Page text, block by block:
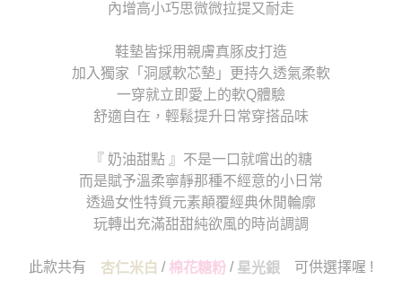
內增高小巧思微微拉提又耐走
鞋墊皆採用親膚真豚皮打造
加入獨家「洞感軟芯墊」更持久透氣柔軟
一穿就立即愛上的軟Q體驗
舒適自在，輕鬆提升日常穿搭品味
『 奶油甜點 』不是一口就嚐出的糖
而是賦予溫柔寧靜那種不經意的小日常
透過女性特質元素顛覆經典休閒輪廓
玩轉出充滿甜甜純欲風的時尚調調
此款共有 杏仁米白 / 棉花糖粉 / 星光銀 可供選擇喔 !